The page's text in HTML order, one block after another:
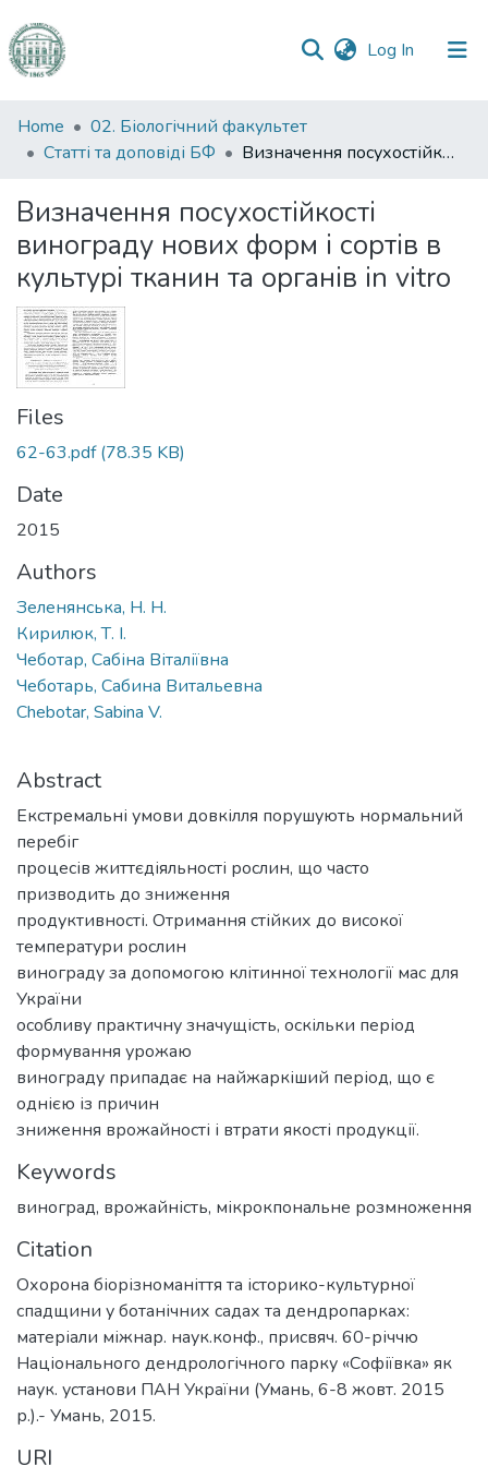
Log In (current)
Communities
&
All of DSpace
Statistics
Home
02. Біологічний факультет
Статті та доповіді БФ
Визначення посухостійкості винограду нових форм і сортів в культурі тканин та органів in vitro
Визначення посухостійкості
винограду нових форм і сортів в
культурі тканин та органів in vitro
Files
62-63.pdf(78.35 KB)
Date
2015
Authors
Зеленянська, Н. Н.
Кирилюк, Т. І.
Чеботар, Сабіна Віталіївна
Чеботарь, Сабина Витальевна
Chebotar, Sabina V.
Abstract
Екстремальні умови довкілля порушують нормальний
перебіг
процесів життєдіяльності рослин, що часто
призводить до зниження
продуктивності. Отримання стійких до високої
температури рослин
винограду за допомогою клітинної технології мас для
України
особливу практичну значущість, оскільки період
формування урожаю
винограду припадає на найжаркіший період, що є
однією із причин
зниження врожайності і втрати якості продукції.
Keywords
виноград, врожайність, мікрокпональне розмноження
Citation
Охорона біорізноманіття та історико-культурної
спадщини у ботанічних садах та дендропарках:
матеріали міжнар. наук.конф., присвяч. 60-річчю
Національного дендрологічного парку «Софіївка» як
наук. установи ПАН України (Умань, 6-8 жовт. 2015
р.).- Умань, 2015.
URI